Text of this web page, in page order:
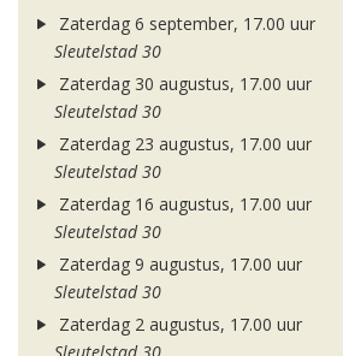
Zaterdag 6 september, 17.00 uur
Sleutelstad 30
Zaterdag 30 augustus, 17.00 uur
Sleutelstad 30
Zaterdag 23 augustus, 17.00 uur
Sleutelstad 30
Zaterdag 16 augustus, 17.00 uur
Sleutelstad 30
Zaterdag 9 augustus, 17.00 uur
Sleutelstad 30
Zaterdag 2 augustus, 17.00 uur